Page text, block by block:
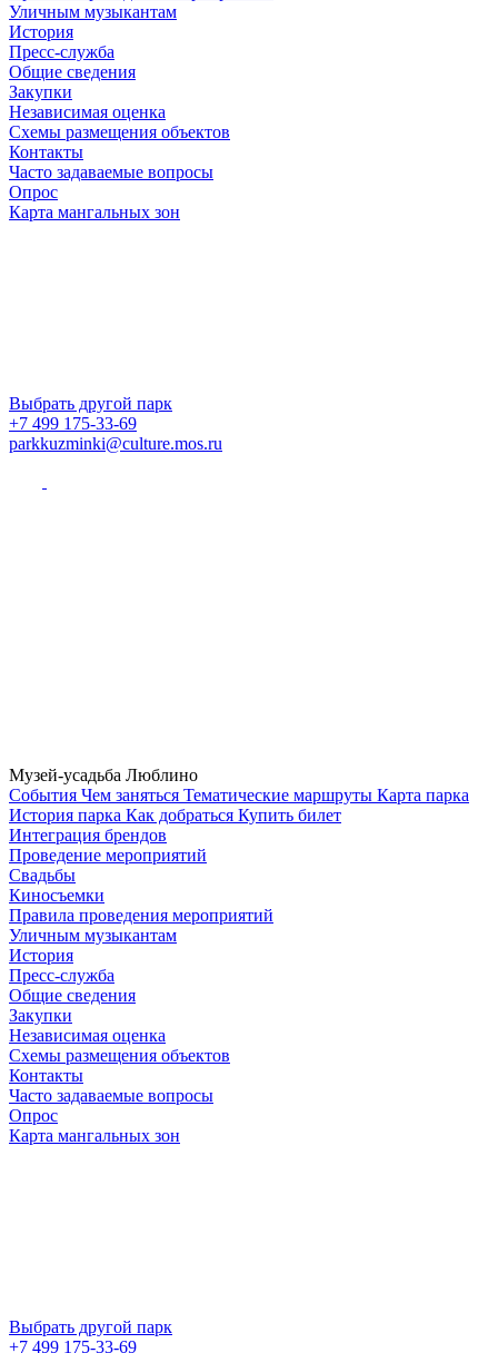
Уличным музыкантам
История
Пресс-служба
Общие сведения
Закупки
Независимая оценка
Схемы размещения объектов
Контакты
Часто задаваемые вопросы
Опрос
Карта мангальных зон
Выбрать другой парк
+7 499 175-33-69
parkkuzminki@culture.mos.ru
Музей-усадьба Люблино
Cобытия Чем заняться Тематические маршруты Карта парка
История парка Как добраться Купить билет
Интеграция брендов
Проведение мероприятий
Свадьбы
Киносъемки
Правила проведения мероприятий
Уличным музыкантам
История
Пресс-служба
Общие сведения
Закупки
Независимая оценка
Схемы размещения объектов
Контакты
Часто задаваемые вопросы
Опрос
Карта мангальных зон
Выбрать другой парк
+7 499 175-33-69